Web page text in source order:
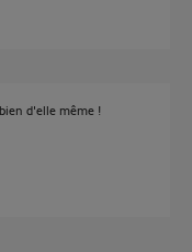
d'elle même !